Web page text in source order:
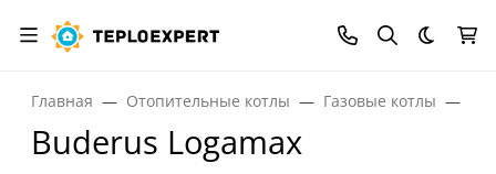
Темная
Главная Отопительные котлы Газовые котлы
Buderus Logamax